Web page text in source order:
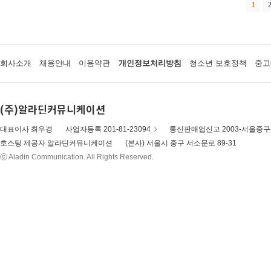
1 2
회사소개 채용안내 이용약관 개인정보처리방침 청소년 보호정책 중
(주)알라딘커뮤니케이션
대표이사 최우경 사업자등록 201-81-23094
통신판매업신고 2003-서울중
호스팅 제공자 알라딘커뮤니케이션
(본사) 서울시 중구 서소문로 89-31
ⓒ Aladin Communication. All Rights Reserved.